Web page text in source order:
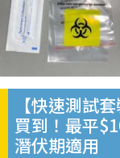
【快速測試
買到！最平
潛伏期適用